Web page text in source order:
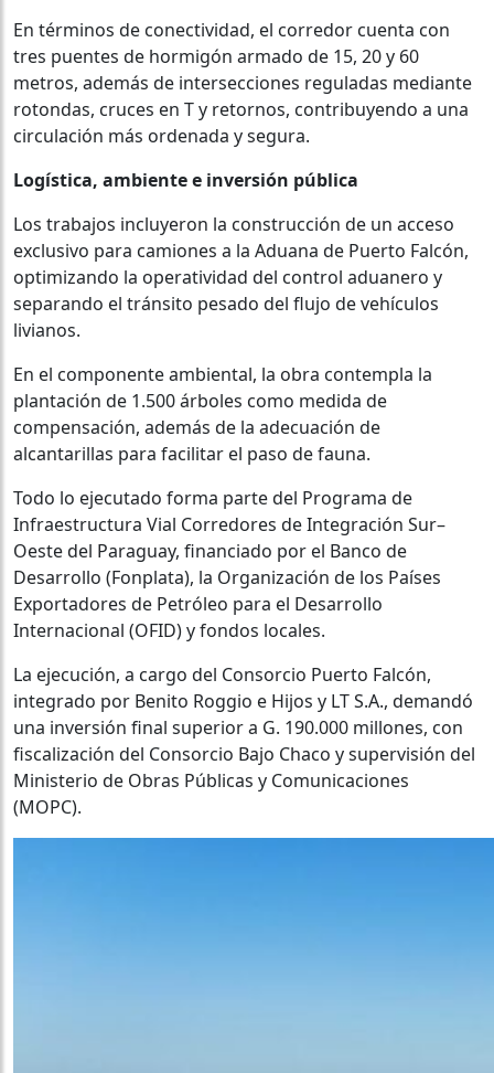
En términos de conectividad, el corredor cuenta con
tres puentes de hormigón armado de 15, 20 y 60
metros, además de intersecciones reguladas mediante
rotondas, cruces en T y retornos, contribuyendo a una
circulación más ordenada y segura.
Logística, ambiente e inversión pública
Los trabajos incluyeron la construcción de un acceso
exclusivo para camiones a la Aduana de Puerto Falcón,
optimizando la operatividad del control aduanero y
separando el tránsito pesado del flujo de vehículos
livianos.
En el componente ambiental, la obra contempla la
plantación de 1.500 árboles como medida de
compensación, además de la adecuación de
alcantarillas para facilitar el paso de fauna.
Todo lo ejecutado forma parte del Programa de
Infraestructura Vial Corredores de Integración Sur–
Oeste del Paraguay, financiado por el Banco de
Desarrollo (Fonplata), la Organización de los Países
Exportadores de Petróleo para el Desarrollo
Internacional (OFID) y fondos locales.
La ejecución, a cargo del Consorcio Puerto Falcón,
integrado por Benito Roggio e Hijos y LT S.A., demandó
una inversión final superior a G. 190.000 millones, con
fiscalización del Consorcio Bajo Chaco y supervisión del
Ministerio de Obras Públicas y Comunicaciones
(MOPC).